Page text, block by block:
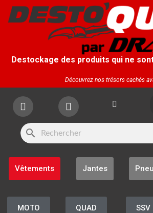
Destockage des produits qui ne
Découvrez nos trésors cachés
search
Jantes
Vêtements
SSV
QUAD
MOTO